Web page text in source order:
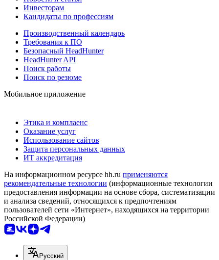
Инвесторам
Кандидаты по профессиям
Производственный календарь
Требования к ПО
Безопасный HeadHunter
HeadHunter API
Поиск работы
Поиск по резюме
Мобильное приложение
Этика и комплаенс
Оказание услуг
Использование сайтов
Защита персональных данных
ИТ аккредитация
На информационном ресурсе hh.ru применяются
рекомендательные технологии (информационные технологии
предоставления информации на основе сбора, систематизации
и анализа сведений, относящихся к предпочтениям
пользователей сети «Интернет», находящихся на территории
Российской Федерации)
Русский